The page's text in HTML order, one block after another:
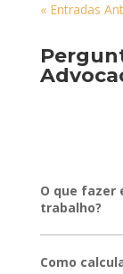
« Entradas
O que fazer
trabalho?
Como